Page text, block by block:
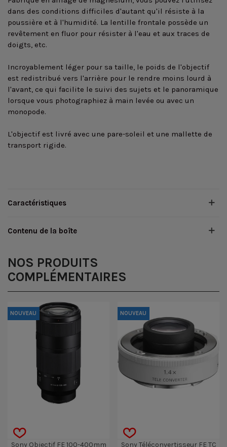
dans des conditions difficiles d'autant qu'il résiste à la
poussière et à l'humidité. La lentille frontale possède un
revêtement en fluor pour résister à l'eau et aux traces de
doigts, etc.
Incroyablement léger pour sa taille, le poids de l'objectif
est redistribué vers l'arrière pour le rendre moins lourd à
l'avant, ce qui facilite le suivi des sujets et le panoramique
lorsque vous photographiez à main levée ou avec un
monopode.
L'objectif est livré avec une pare-soleil et une mallette de
transport rigide.
Caractéristiques
Contenu de la boîte
NOS PRODUITS
COMPLÉMENTAIRES
NOUVEAU
Sony Objectif FE 100-400mm
NOUVEAU
Sony Téléconvertisseur FE TC